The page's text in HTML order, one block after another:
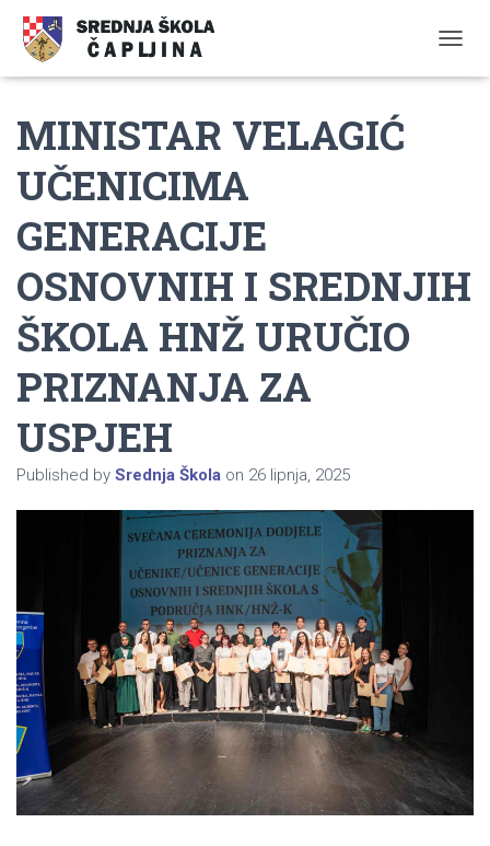
MINISTAR VELAGIĆ
UČENICIMA
GENERACIJE
OSNOVNIH I SREDNJIH
ŠKOLA HNŽ URUČIO
PRIZNANJA ZA
USPJEH
Published by Srednja Škola on 26 lipnja, 2025